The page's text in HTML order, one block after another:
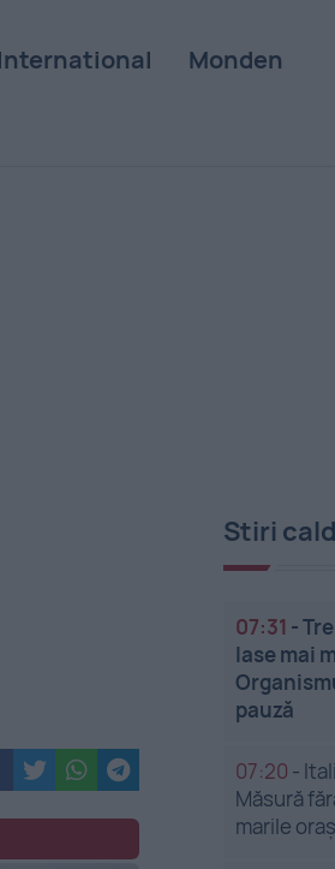
Monden
Stiri
07:31 -
lase mai
pauză
07:20 -
Măsură
marile